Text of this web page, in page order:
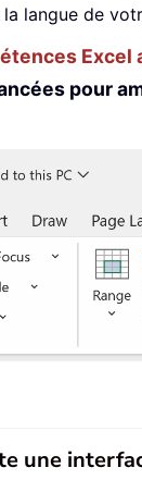
langue de
pour
une